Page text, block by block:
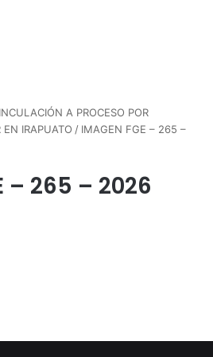
A PROCESO POR
IRAPUATO / IMAGEN FGE – 265 –
– 265 – 2026